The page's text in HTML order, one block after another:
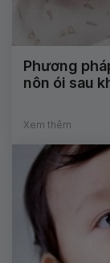
Phương
nôn ói sau
Xem thêm